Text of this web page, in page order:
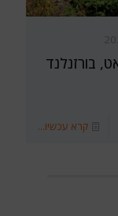
בורזנלנד
קרא עכשיו...